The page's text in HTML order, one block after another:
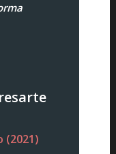
(2021)